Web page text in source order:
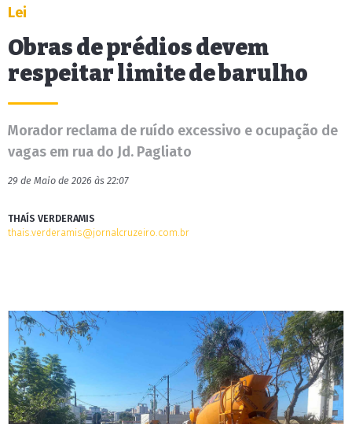
Lei
Obras de prédios devem
respeitar limite de barulho
Morador reclama de ruído excessivo e ocupação de
vagas em rua do Jd. Pagliato
29 de Maio de 2026 às 22:07
THAÍS VERDERAMIS
thais.verderamis@jornalcruzeiro.com.br